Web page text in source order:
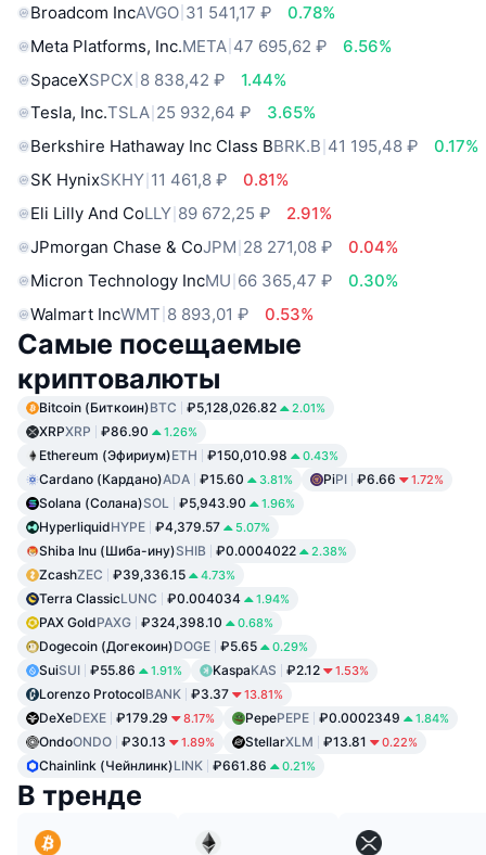
Broadcom IncAVGO 31 541,17 ₽
0.78%
Meta Platforms, Inc.META 47 695,62 ₽
6.56%
SpaceXSPCX 8 838,42 ₽
1.44%
Tesla, Inc.TSLA 25 932,64 ₽
3.65%
Berkshire Hathaway Inc Class BBRK.B 41 195,48 ₽
0.17%
SK HynixSKHY 11 461,8 ₽
0.81%
Eli Lilly And CoLLY 89 672,25 ₽
2.91%
JPmorgan Chase & CoJPM 28 271,08 ₽
0.04%
Micron Technology IncMU 66 365,47 ₽
0.30%
Walmart IncWMT 8 893,01 ₽ 0.53%
Самые посещаемые
криптовалюты
Bitcoin (Биткоин)BTC ₽5,128,026.82 2.01%
XRPXRP ₽86.90 1.26%
Ethereum (Эфириум)ETH ₽150,010.98 0.43%
Cardano (Кардано)ADA ₽15.60 3.81% PiPI ₽6.66 1.72%
Solana (Солана)SOL ₽5,943.90 1.96%
HyperliquidHYPE ₽4,379.57 5.07%
Shiba Inu (Шиба-ину)SHIB ₽0.0004022 2.38%
ZcashZEC ₽39,336.15 4.73%
Terra ClassicLUNC ₽0.004034 1.94%
PAX GoldPAXG ₽324,398.10 0.68%
Dogecoin (Догекоин)DOGE ₽5.65 0.29%
SuiSUI ₽55.86 1.91% KaspaKAS ₽2.12 1.53%
Lorenzo ProtocolBANK ₽3.37 13.81%
DeXeDEXE ₽179.29 8.17% PepePEPE ₽0.0002349 1.84%
OndoONDO ₽30.13 1.89% StellarXLM ₽13.81 0.22%
Chainlink (Чейнлинк)LINK ₽661.86 0.21%
В тренде